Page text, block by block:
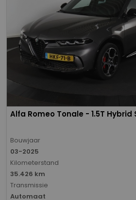
Alfa Romeo Tonale - 1.5T Hybrid
Bouwjaar
03-2025
Kilometerstand
35.426 km
Transmissie
Automaat